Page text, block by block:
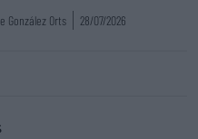
González Orts 28/07/2026